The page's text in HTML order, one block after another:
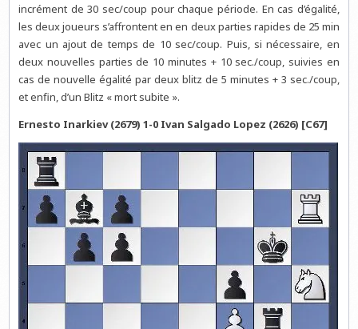
incrément de 30 sec/coup pour chaque période. En cas d’égalité,
les deux joueurs s’affrontent en en deux parties rapides de 25 min
avec un ajout de temps de 10 sec/coup. Puis, si nécessaire, en
deux nouvelles parties de 10 minutes + 10 sec./coup, suivies en
cas de nouvelle égalité par deux blitz de 5 minutes + 3 sec./coup,
et enfin, d’un Blitz « mort subite ».
Ernesto Inarkiev (2679) 1-0 Ivan Salgado Lopez (2626) [C67]